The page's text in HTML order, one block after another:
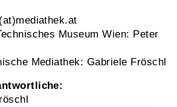
Museum Wien: Peter
Mediathek: Gabriele Fröschl